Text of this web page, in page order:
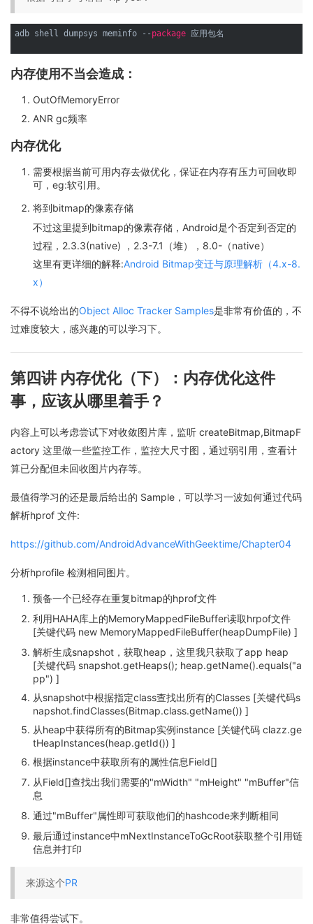
adb shell dumpsys meminfo -- package 应用包名
内存使用不当会造成：
OutOfMemoryError
ANR gc频率
内存优化
需要根据当前可用内存去做优化，保证在内存有压力可回收即
可，eg:软引用。
将到bitmap的像素存储
不过这里提到bitmap的像素存储，Android是个否定到否定的
过程，2.3.3(native) ，2.3-7.1（堆），8.0-（native）
这里有更详细的解释:Android Bitmap变迁与原理解析（4.x-8.
x）
不得不说给出的Object Alloc Tracker Samples是非常有价值的，不
过难度较大，感兴趣的可以学习下。
第四讲 内存优化（下）：内存优化这件
事，应该从哪里着手？
内容上可以考虑尝试下对收敛图片库，监听 createBitmap,BitmapF
actory 这里做一些监控工作，监控大尺寸图，通过弱引用，查看计
算已分配但未回收图片内存等。
最值得学习的还是最后给出的 Sample，可以学习一波如何通过代码
解析hprof 文件:
https://github.com/AndroidAdvanceWithGeektime/Chapter04
分析hprofile 检测相同图片。
预备一个已经存在重复bitmap的hprof文件
利用HAHA库上的MemoryMappedFileBuffer读取hrpof文件
[关键代码 new MemoryMappedFileBuffer(heapDumpFile) ]
解析生成snapshot，获取heap，这里我只获取了app heap
[关键代码 snapshot.getHeaps(); heap.getName().equals("a
pp") ]
从snapshot中根据指定class查找出所有的Classes [关键代码s
napshot.findClasses(Bitmap.class.getName()) ]
从heap中获得所有的Bitmap实例instance [关键代码 clazz.ge
tHeapInstances(heap.getId()) ]
根据instance中获取所有的属性信息Field[]
从Field[]查找出我们需要的"mWidth" "mHeight" "mBuffer"信
息
通过"mBuffer"属性即可获取他们的hashcode来判断相同
最后通过instance中mNextInstanceToGcRoot获取整个引用链
信息并打印
来源这个PR
非常值得尝试下。